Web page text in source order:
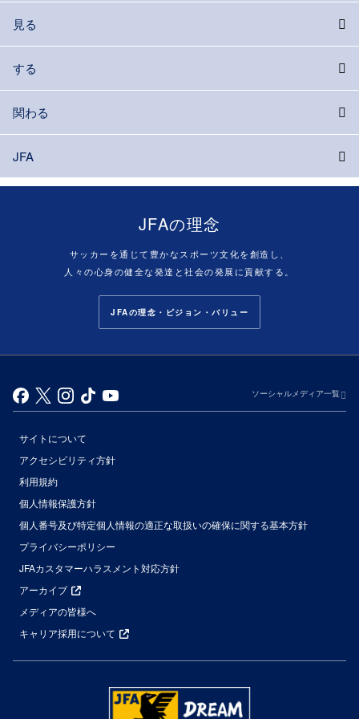
見る
する
関わる
JFA
JFAの理念
サッカーを通じて豊かなスポーツ文化を創造し、
人々の心身の健全な発達と社会の発展に貢献する。
JFAの理念・ビジョン・バリュー
ソーシャルメディア一覧
サイトについて
アクセシビリティ方針
利用規約
個人情報保護方針
個人番号及び特定個人情報の適正な取扱いの確保に関する基本方針
プライバシーポリシー
JFAカスタマーハラスメント対応方針
アーカイブ
メディアの皆様へ
キャリア採用について